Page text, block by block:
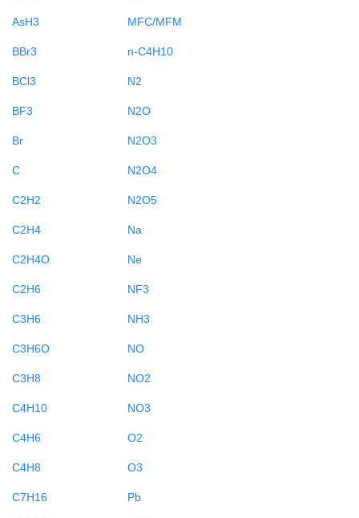
AsH3
BBr3
BCl3
BF3
Br
C
C2H2
C2H4
C2H4O
C2H6
C3H6
C3H6O
C3H8
C4H10
C4H6
C4H8
C7H16
MFC/MFM
n-C4H10
N2
N2O
N2O3
N2O4
N2O5
Na
Ne
NF3
NH3
NO
NO2
NO3
O2
O3
Pb